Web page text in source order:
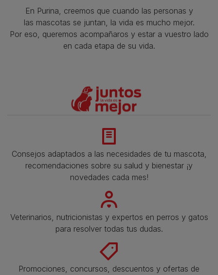
En Purina, creemos que cuando las personas y
las mascotas se juntan, la vida es mucho mejor.
Por eso, queremos acompañaros y estar a vuestro lado
en cada etapa de su vida.​
Consejos adaptados a las necesidades de tu mascota,
recomendaciones sobre su salud y bienestar ¡y
novedades cada mes!
Veterinarios, nutricionistas y expertos en perros y gatos
para resolver todas tus dudas.​
Promociones, concursos, descuentos y ofertas de